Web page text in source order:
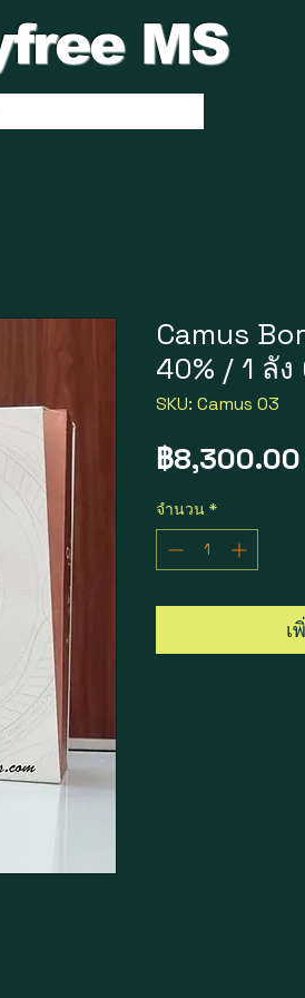
MS
Camus
40% / 1 ลั
SKU: Camus 03
฿8,300.00
จำนวน *
เ